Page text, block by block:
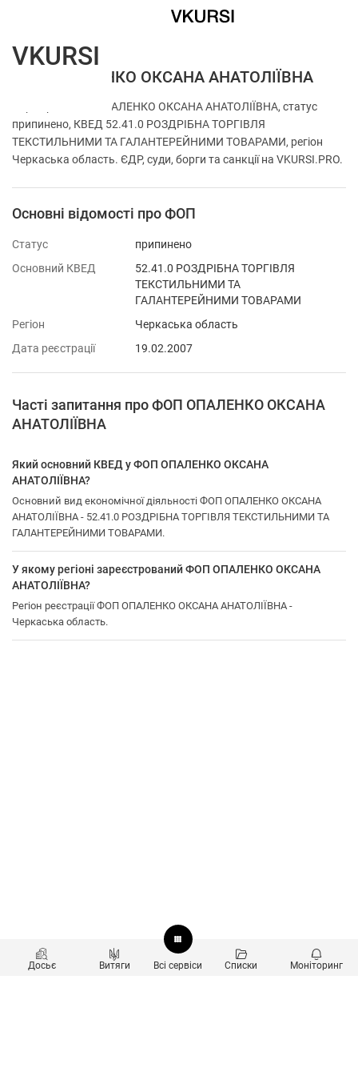
ФОП ОПАЛЕНКО ОКСАНА АНАТОЛІЇВНА
Перевірка ФОП ОПАЛЕНКО ОКСАНА АНАТОЛІЇВНА, статус
припинено, КВЕД 52.41.0 РОЗДРІБНА ТОРГІВЛЯ
ТЕКСТИЛЬНИМИ ТА ГАЛАНТЕРЕЙНИМИ ТОВАРАМИ, регіон
Черкаська область. ЄДР, суди, борги та санкції на VKURSI.PRO.
Основні відомості про ФОП
Статус
припинено
Основний КВЕД
52.41.0 РОЗДРІБНА ТОРГІВЛЯ
ТЕКСТИЛЬНИМИ ТА
ГАЛАНТЕРЕЙНИМИ ТОВАРАМИ
Регіон
Черкаська область
Дата реєстрації
19.02.2007
Часті запитання про ФОП ОПАЛЕНКО ОКСАНА
АНАТОЛІЇВНА
Який основний КВЕД у ФОП ОПАЛЕНКО ОКСАНА
АНАТОЛІЇВНА?
Основний вид економічної діяльності ФОП ОПАЛЕНКО ОКСАНА
АНАТОЛІЇВНА - 52.41.0 РОЗДРІБНА ТОРГІВЛЯ ТЕКСТИЛЬНИМИ ТА
ГАЛАНТЕРЕЙНИМИ ТОВАРАМИ.
У якому регіоні зареєстрований ФОП ОПАЛЕНКО ОКСАНА
АНАТОЛІЇВНА?
Регіон реєстрації ФОП ОПАЛЕНКО ОКСАНА АНАТОЛІЇВНА -
Черкаська область.
Досьє Витяги Всі сервіси Списки Моніторинг
VKURSI